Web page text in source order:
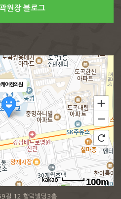
곽원장 블로그
어한의원
100m
길 12 향덕빌딩3층